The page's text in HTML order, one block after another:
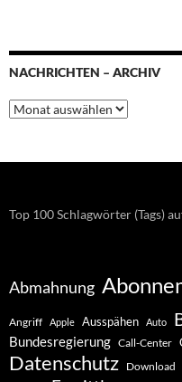
NACHRICHTEN – ARCHIV
Nachrichten
–
Top 100 Schlagwörter (Tags)
Abmahnung
Angriff Apple Ausspähen Auto
Bundesregierung Call-Center
Datenschutz Download